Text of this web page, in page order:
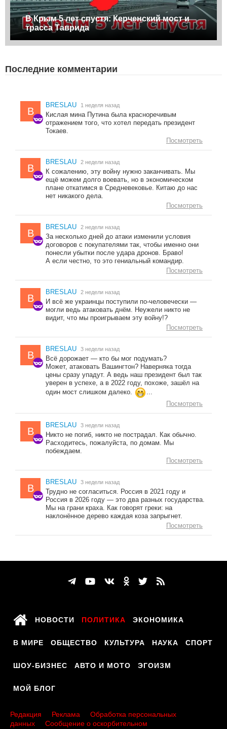
В Крым 5 лет спустя: Керченский мост и
трасса Таврида
Последние комментарии
B
BRESLAU 1 неделя назад
Кислая мина Путина была красноречивым
отражением того, что хотел передать президент
Токаев.
Посмотреть
B
BRESLAU 2 недели назад
К сожалению, эту войну нужно заканчивать. Мы
ещё можем долго воевать, но в экономическом
плане откатимся в Средневековье. Китаю до нас
нет никакого дела.
Посмотреть
B
BRESLAU 2 недели назад
За несколько дней до атаки изменили условия
договоров с покупателями так, чтобы именно они
понесли убытки после удара дронов. Браво!
А если честно, то это гениальный командир.
Посмотреть
B
BRESLAU 2 недели назад
И всё же украинцы поступили по-человечески —
могли ведь атаковать днём. Неужели никто не
видит, что мы проигрываем эту войну!?
Посмотреть
B
BRESLAU 3 недели назад
Всё дорожает — кто бы мог подумать?
Может, атаковать Вашингтон? Наверняка тогда
цены сразу упадут. А ведь наш президент был так
уверен в успехе, а в 2022 году, похоже, зашёл на
один мост слишком далеко.
...
Посмотреть
B
BRESLAU 3 недели назад
Никто не погиб, никто не пострадал. Как обычно.
Расходитесь, пожалуйста, по домам. Мы
побеждаем.
Посмотреть
B
BRESLAU 3 недели назад
Трудно не согласиться. Россия в 2021 году и
Россия в 2026 году — это два разных государства.
Мы на грани краха. Как говорят греки: на
наклонённое дерево каждая коза запрыгнет.
Посмотреть
НОВОСТИ ПОЛИТИКА ЭКОНОМИКА
В МИРЕ ОБЩЕСТВО КУЛЬТУРА НАУКА СПОРТ
ШОУ-БИЗНЕС АВТО И МОТО ЭГОИЗМ
МОЙ БЛОГ
Редакция Реклама
Обработка персональных
данных
Сообщение о оскорбительном